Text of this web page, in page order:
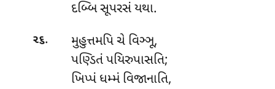
દબ્બિ સૂપરસં યથા.
૨૬.
મુહુત્તમપિ ચે વિઞ્ઞૂ,
પણ્ડિતં પયિરુપાસતિ;
ખિપ્પં ધમ્મં વિજાનાતિ,